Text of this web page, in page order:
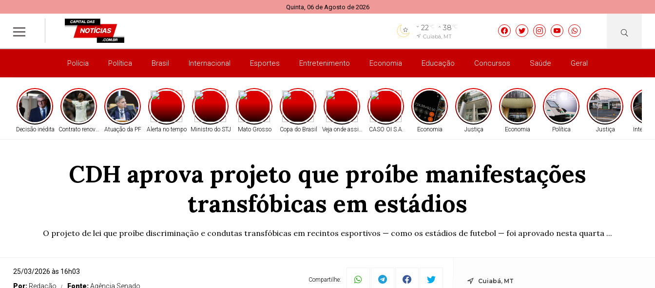
Quinta, 06 de Agosto de 2026
22°C 38°C
Cuiabá, MT
Polícia Política Brasil Internacional Esportes Entretenimento Economia Educação Concursos Saúde Geral
Decisão inédita Contrato renovadoAtuação da PF Alerta no tempo Ministro do STJ Mato Grosso Copa do Brasil Veja onde assistir CASO OI S.A. Economia Justiça Economia Política Justiça
CDH aprova projeto que proíbe manifestações
transfóbicas em estádios
O projeto de lei que proíbe discriminação e condutas transfóbicas em recintos esportivos — como os estádios de futebol — foi aprovado nesta quarta ...
25/03/2026 às 16h03
Por: Redação Fonte:Agência Senado
Compartilhe: Cuiabá, MT